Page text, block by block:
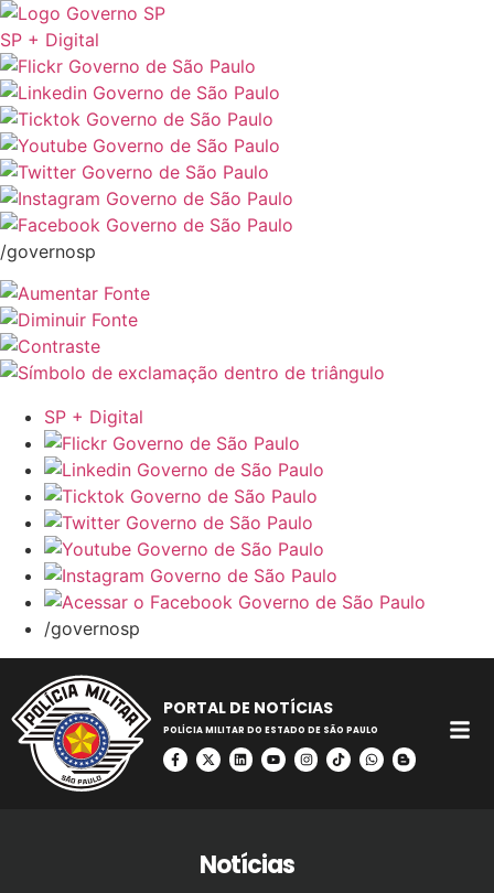
SP + Digital
/governosp
SP + Digital
/governosp
PORTAL DE NOTÍCIAS
POLÍCIA MILITAR DO ESTADO DE SÃO PAULO
Notícias